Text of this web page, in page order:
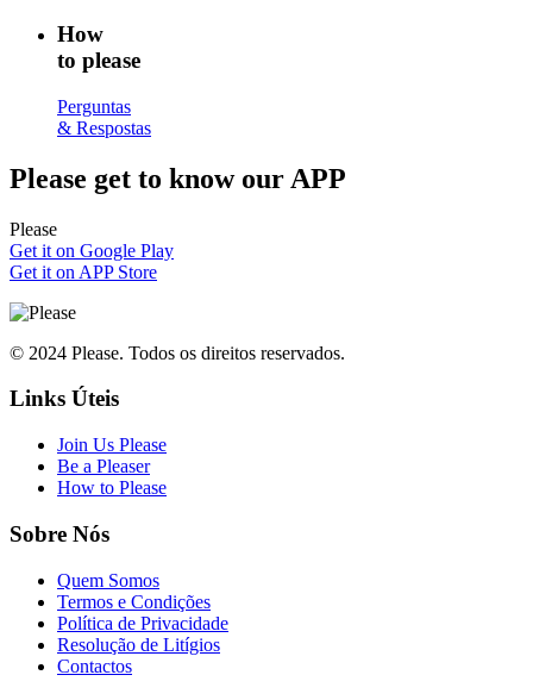
How
to please
Perguntas
& Respostas
Please get to know our APP
Please
Get it on Google Play
Get it on APP Store
© 2024 Please. Todos os direitos reservados.
Links Úteis
Join Us Please
Be a Pleaser
How to Please
Sobre Nós
Quem Somos
Termos e Condições
Política de Privacidade
Resolução de Litígios
Contactos